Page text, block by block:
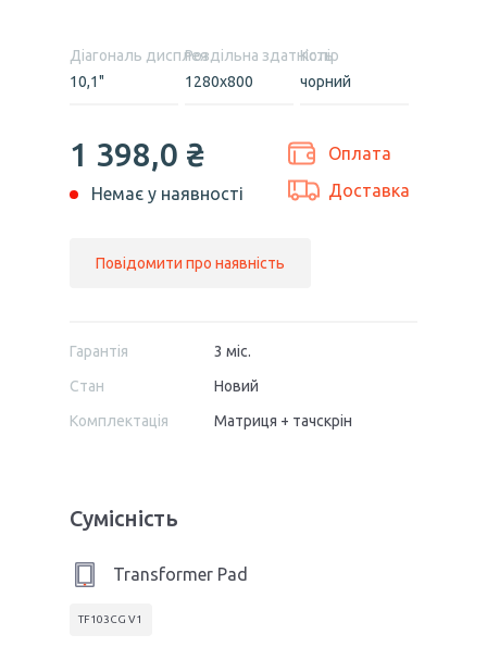
Діагональ дисплея
10,1"
Роздільна здатність
1280x800
Колір
чорний
1 398,0 ₴
Немає у наявності
Повідомити про наявність
Оплата
Доставка
Гарантія
3 міс.
Стан
Новий
Комплектація
Матриця + тачскрін
Сумісність
Transformer Pad
TF103CG V1